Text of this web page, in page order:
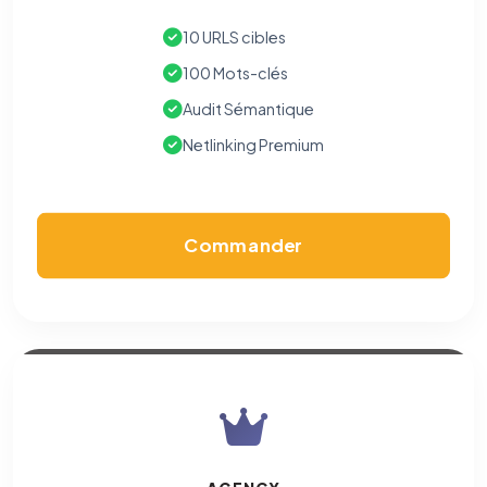
10 URLS cibles
100 Mots-clés
Audit Sémantique
Netlinking Premium
Commander